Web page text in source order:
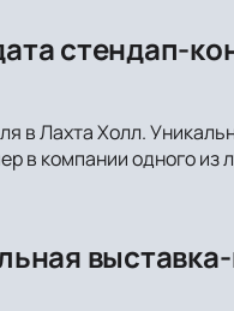
стендап-
в Лахта Холл.
в компании одного из